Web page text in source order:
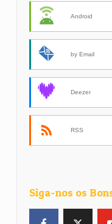
Android
by Email
Deezer
RSS
Siga-nos os